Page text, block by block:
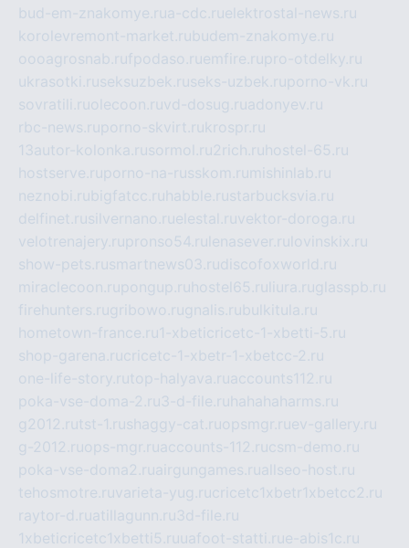
bud-em-znakomye.rua-cdc.ruelektrostal-news.ru
korolevremont-market.rubudem-znakomye.ru
oooagrosnab.rufpodaso.ruemfire.rupro-otdelky.ru
ukrasotki.ruseksuzbek.ruseks-uzbek.ruporno-vk.ru
sovratili.ruolecoon.ruvd-dosug.ruadonyev.ru
rbc-news.ruporno-skvirt.rukrospr.ru
13autor-kolonka.rusormol.ru2rich.ru hostel-65.ru
hostserve.ruporno-na-russkom.ru mishinlab.ru
neznobi.rubigfatcc.ru habble.rustarbucksvia.ru
delfinet.rusilvernano.ruelestal.ruvektor-doroga.ru
velotrenajery.rupronso54.ru lenasever.ru lovinskix.ru
show-pets.rusmartnews03.rudiscofoxworld.ru
miraclecoon.rupongup.ru hostel65.ru liura.ruglasspb.ru
firehunters.rugribowo.rugnalis.rubulkitula.ru
hometown-france.ru1-xbeticricetc-1-xbetti-5.ru
shop-garena.rucricetc-1-xbetr-1-xbetcc-2.ru
one-life-story.rutop-halyava.ruaccounts112.ru
poka-vse-doma-2.ru3-d-file.ru hahahaharms.ru
g2012.rutst-1.rushaggy-cat.ruopsmgr.ruev-gallery.ru
g-2012.ruops-mgr.ruaccounts-112.rucsm-demo.ru
poka-vse-doma2.ruairgungames.ruallseo-host.ru
tehosmotre.ruvarieta-yug.rucricetc1xbetr1xbetcc2.ru
raytor-d.ruatillagunn.ru3d-file.ru
1xbeticricetc1xbetti5.ruuafoot-statti.rue-abis1c.ru